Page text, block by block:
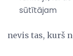
sūtītājam
nevis tas, kurš